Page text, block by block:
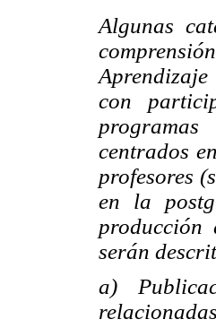
Algunas
con
centrados
profesores
en la
serán
a)